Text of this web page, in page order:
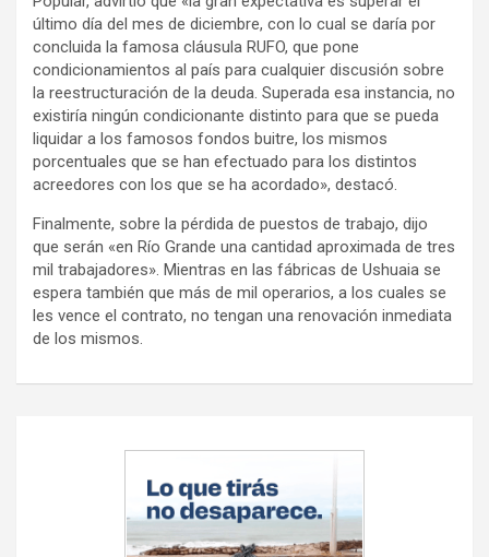
último día del mes de diciembre, con lo cual se daría por
concluida la famosa cláusula RUFO, que pone
condicionamientos al país para cualquier discusión sobre
la reestructuración de la deuda. Superada esa instancia, no
existiría ningún condicionante distinto para que se pueda
liquidar a los famosos fondos buitre, los mismos
porcentuales que se han efectuado para los distintos
acreedores con los que se ha acordado», destacó.
Finalmente, sobre la pérdida de puestos de trabajo, dijo
que serán «en Río Grande una cantidad aproximada de tres
mil trabajadores». Mientras en las fábricas de Ushuaia se
espera también que más de mil operarios, a los cuales se
les vence el contrato, no tengan una renovación inmediata
de los mismos.